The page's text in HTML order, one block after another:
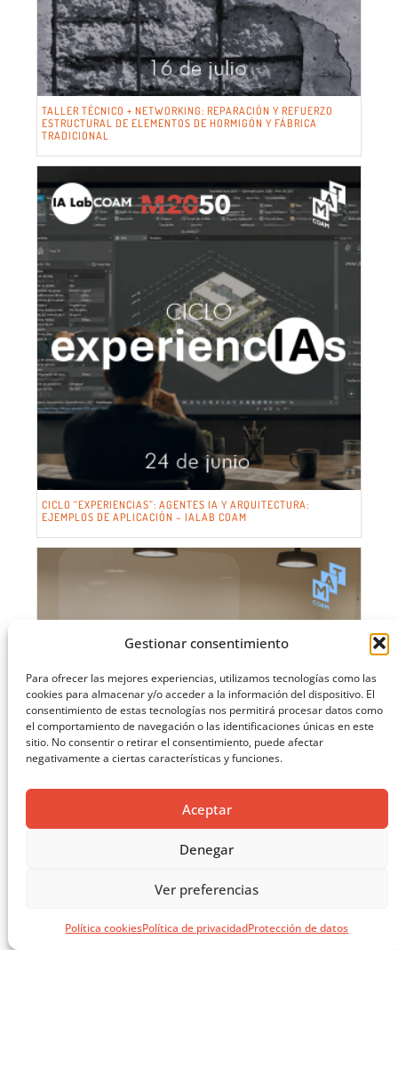
Gestionar consentimiento
Para ofrecer las mejores experiencias, utilizamos tecnologías como las
cookies para almacenar y/o acceder a la información del dispositivo. El
consentimiento de estas tecnologías nos permitirá procesar datos como
el comportamiento de navegación o las identificaciones únicas en este
sitio. No consentir o retirar el consentimiento, puede afectar
negativamente a ciertas características y funciones.
Aceptar
Denegar
Ver preferencias
Política cookiesPolítica de privacidadProtección de datos
TALLER TÉCNICO + NETWORKING: REPARACIÓN Y REFUERZO
ESTRUCTURAL DE ELEMENTOS DE HORMIGÓN Y FÁBRICA
TRADICIONAL
CICLO “EXPERIENCIAS”: AGENTES IA Y ARQUITECTURA:
EJEMPLOS DE APLICACIÓN – IALAB COAM
MASTERCLASS: ARQUITECTURA PARA EL APRENDIZAJE
CARGAR MÁS ...